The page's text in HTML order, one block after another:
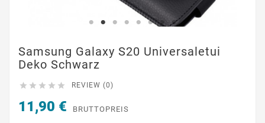
Samsung Galaxy S20 Universaletui
Deko Schwarz
     REVIEW (0)
11,90 € BRUTTOPREIS